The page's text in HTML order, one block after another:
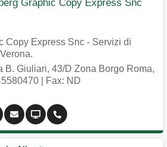
Graphic Copy Express Snc
Copy Express Snc - Servizi di
B. Giuliari, 43/D Zona Borgo Roma,
| Fax: ND